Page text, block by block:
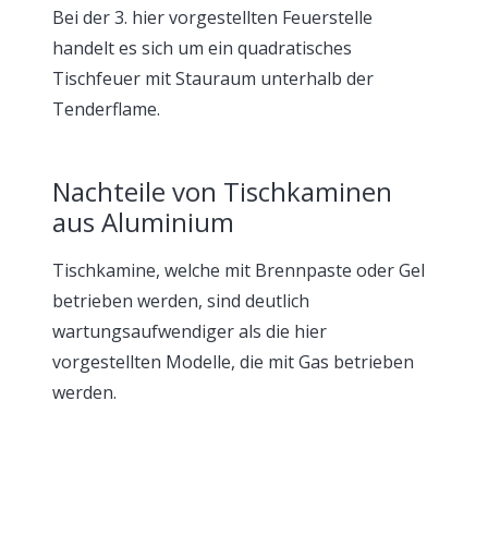
Bei der 3. hier vorgestellten Feuerstelle
handelt es sich um ein quadratisches
Tischfeuer mit Stauraum unterhalb der
Tenderflame.
Nachteile von Tischkaminen
aus Aluminium
Tischkamine, welche mit Brennpaste oder Gel
betrieben werden, sind deutlich
wartungsaufwendiger als die hier
vorgestellten Modelle, die mit Gas betrieben
werden.